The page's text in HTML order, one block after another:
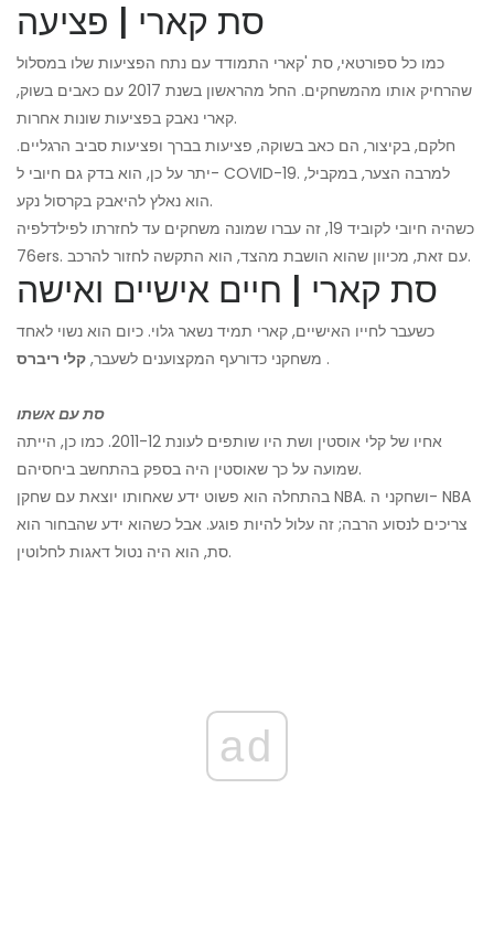
סת קארי | פציעה
כמו כל ספורטאי, סת 'קארי התמודד עם נתח הפציעות שלו במסלול
שהרחיק אותו מהמשחקים. החל מהראשון בשנת 2017 עם כאבים בשוק,
קארי נאבק בפציעות שונות אחרות.
חלקם, בקיצור, הם כאב בשוקה, פציעות בברך ופציעות סביב הרגליים.
יתר על כן, הוא בדק גם חיובי ל- COVID-19. למרבה הצער, במקביל,
הוא נאלץ להיאבק בקרסול נקע.
כשהיה חיובי לקוביד 19, זה עברו שמונה משחקים עד לחזרתו לפילדלפיה
76ers. עם זאת, מכיוון שהוא הושבת מהצד, הוא התקשה לחזור להרכב.
סת קארי | חיים אישיים ואישה
כשעבר לחייו האישיים, קארי תמיד נשאר גלוי. כיום הוא נשוי לאחד
משחקני כדורעף המקצוענים לשעבר, קלי ריברס .
סת עם אשתו
אחיו של קלי אוסטין ושת היו שותפים לעונת 2011-12. כמו כן, הייתה
שמועה על כך שאוסטין היה בספק בהתחשב ביחסיהם.
בהתחלה הוא פשוט ידע שאחותו יוצאת עם שחקן NBA. ושחקני ה- NBA
צריכים לנסוע הרבה; זה עלול להיות פוגע. אבל כשהוא ידע שהבחור הוא
סת, הוא היה נטול דאגות לחלוטין.
ad